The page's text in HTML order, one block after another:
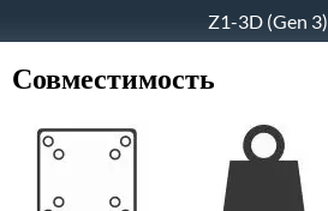
Z1-3D (Gen 3)
Совместимость